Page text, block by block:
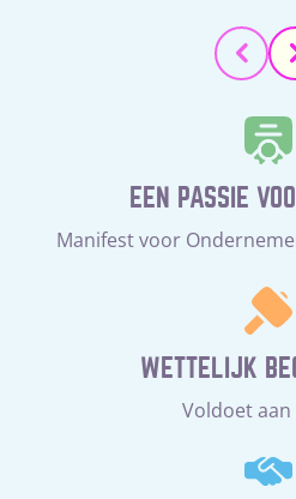
EEN PASSIE
Manifest voor
WETTELIJK
Voldoet aan